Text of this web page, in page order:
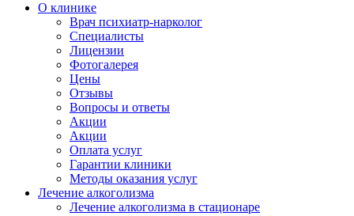
О клинике
Врач психиатр-нарколог
Специалисты
Лицензии
Фотогалерея
Цены
Отзывы
Вопросы и ответы
Акции
Акции
Оплата услуг
Гарантии клиники
Методы оказания услуг
Лечение алкоголизма
Лечение алкоголизма в стационаре